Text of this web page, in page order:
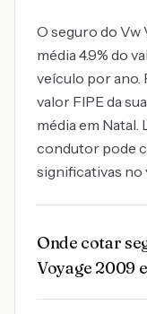
O seguro do Vw
média 4.9% do
veículo por ano.
valor FIPE da
média em
condutor pode
significativas no
Onde cotar
Voyage 2009